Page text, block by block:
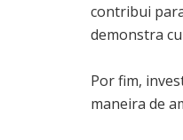
contribui
demonstra
Por fim,
maneira de